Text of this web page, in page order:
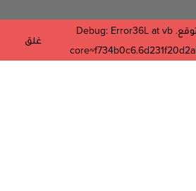
آسف! حدث خطأ غير متوقع. Debug: Error36L at vb
غلق